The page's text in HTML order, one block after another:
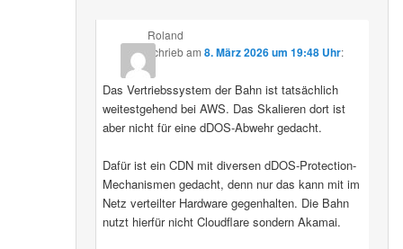
Roland
schriebam 8. März 2026 um 19:48 Uhr:
Das Vertriebssystem der Bahn ist tatsächlich
weitestgehend bei AWS. Das Skalieren dort ist
aber nicht für eine dDOS-Abwehr gedacht.
Dafür ist ein CDN mit diversen dDOS-Protection-
Mechanismen gedacht, denn nur das kann mit im
Netz verteilter Hardware gegenhalten. Die Bahn
nutzt hierfür nicht Cloudflare sondern Akamai.